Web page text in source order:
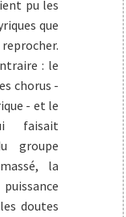
pu les
que
: le
chorus -
- et le
faisait
groupe
la
doutes